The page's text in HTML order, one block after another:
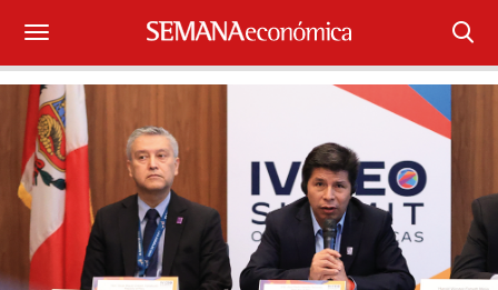
Suscríbase
Iniciar sesión
Portada
¿Qué está pasando?